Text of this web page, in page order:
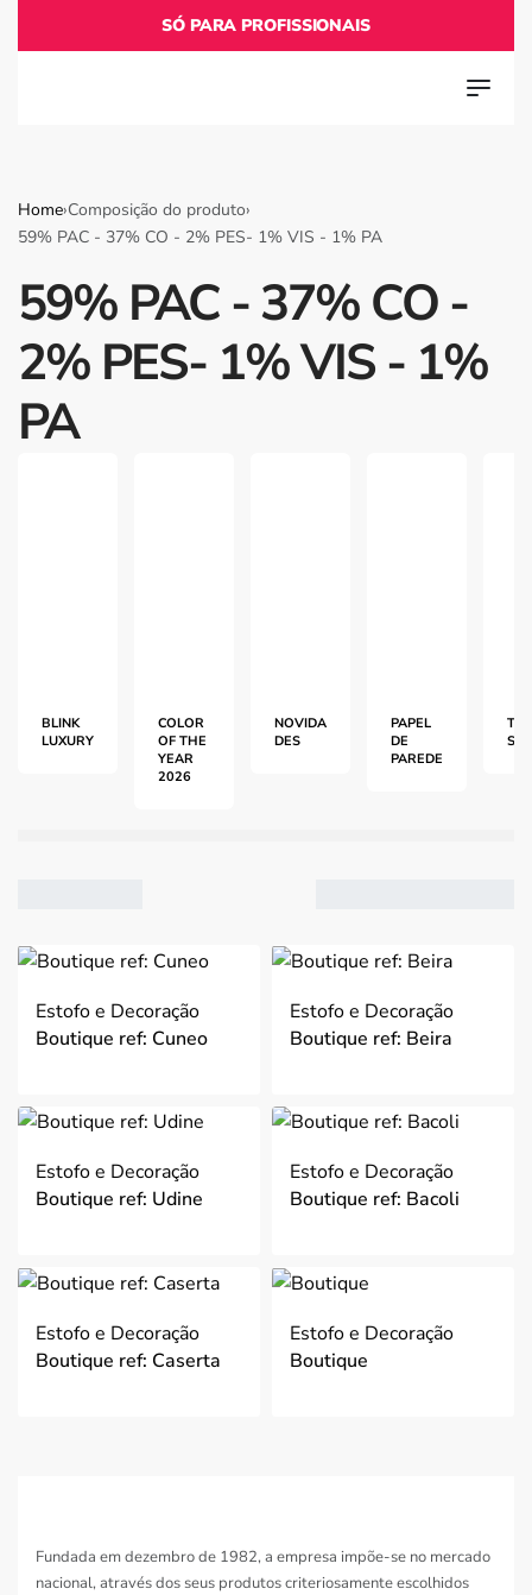
SÓ PARA PROFISSIONAIS
Home›Composição do produto›
59% PAC - 37% CO - 2% PES- 1% VIS - 1% PA
59% PAC - 37% CO -
2% PES- 1% VIS - 1%
PA
BLINK
LUXURY
COLOR
OF THE
YEAR
2026
NOVIDA
DES
PAPEL
DE
PAREDE
S
3
4
Ordenar por mais
recentes
Filtro
Estofo e Decoração
Boutique ref: Cuneo
Estofo e Decoração
Boutique ref: Beira
Estofo e Decoração
Boutique ref: Udine
Estofo e Decoração
Boutique ref: Bacoli
Estofo e Decoração
Boutique ref: Caserta
Estofo e Decoração
Boutique
Fundada em dezembro de 1982, a empresa impõe-se no mercado
nacional, através dos seus produtos criteriosamente escolhidos